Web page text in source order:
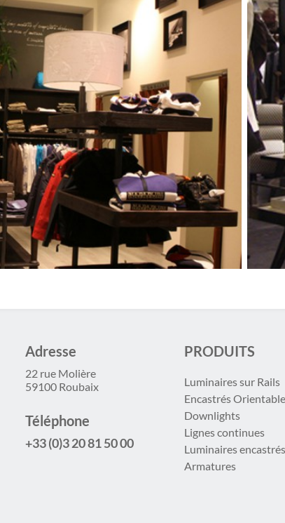
Adresse
22 rue Molière
59100 Roubaix
Téléphone
+33 (0)3 20 81 50 00
PRODUITS
Luminaires sur Rails
Encastrés
Downlights
Lignes continues
Luminaires encastrés
Armatures